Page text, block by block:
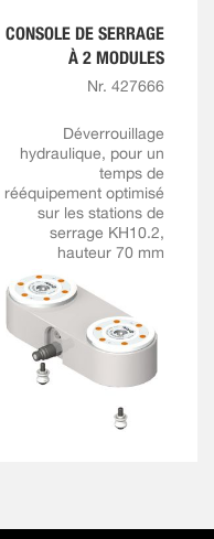
CONSOLE DE SERRAGE
À 2 MODULES
Nr. 427666
Déverrouillage
hydraulique, pour un
temps de
rééquipement optimisé
sur les stations de
serrage KH10.2,
hauteur 70 mm